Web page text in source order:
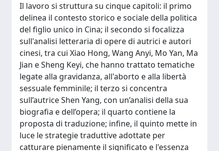
Il lavoro si struttura su cinque capitoli: il primo
delinea il contesto storico e sociale della politica
del figlio unico in Cina; il secondo si focalizza
sull'analisi letteraria di opere di autrici e autori
cinesi, tra cui Xiao Hong, Wang Anyi, Mo Yan, Ma
Jian e Sheng Keyi, che hanno trattato tematiche
legate alla gravidanza, all'aborto e alla libertà
sessuale femminile; il terzo si concentra
sull’autrice Shen Yang, con un’analisi della sua
biografia e dell’opera; il quarto contiene la
proposta di traduzione; infine, il quinto mette in
luce le strategie traduttive adottate per
catturare pienamente il significato e l'essenza